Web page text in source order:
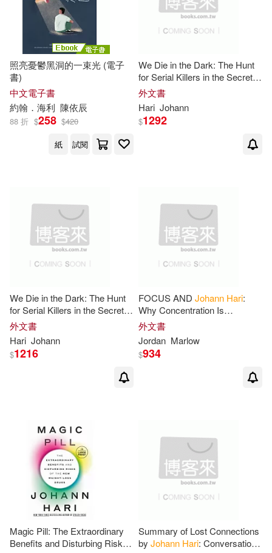
照亮憂鬱黑洞的一束光 (電子
書)
中文電子書
約翰．海利 陳依辰
88 折 $258 $420
紙
試閱
We Die in the Dark: The Hunt
for Serial Killers in the Secret
City Beneath Las Vegas
外文書
Hari Johann
$1292
We Die in the Dark: The Hunt
for Serial Killers in the Secret
City Beneath Las Vegas
外文書
Hari Johann
$1216
FOCUS AND Johann Hari:
Why Concentration Is
Vanishing and How to Restore
It
外文書
Jordan Marlow
$934
Magic Pill: The Extraordinary
Benefits and Disturbing Risks
Summary of Lost Connections
by Johann Hari: Conversation